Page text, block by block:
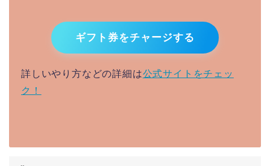
ギフト券をチャージする
詳しいやり方などの詳細は公式サイトをチェッ
ク！